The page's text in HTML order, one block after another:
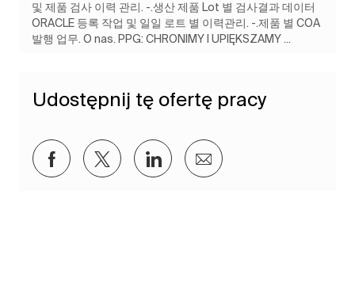
및 제품 검사 이력 관리. -.생산 제품 Lot 별 검사결과 데이터
ORACLE 등록 작업 및 일일 로트 별 이력관리. -.제품 별 COA
발행 업무. O nas. PPG: CHRONIMY I UPIĘKSZAMY ...
Udostępnij tę ofertę pracy
Udostępnij przez Facebook
Udostępnij przez twitter
Udostępnij przez LinkedIn
Udostępnij przez